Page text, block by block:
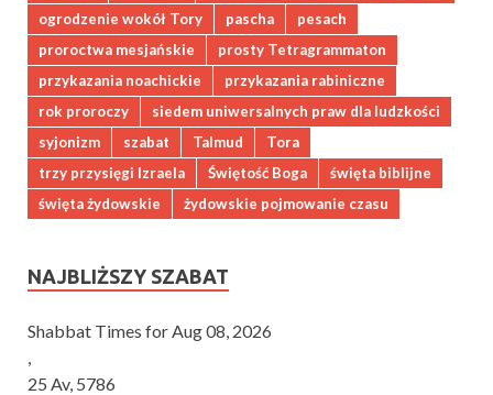
ogrodzenie wokół Tory
pascha
pesach
proroctwa mesjańskie
prosty Tetragrammaton
przykazania noachickie
przykazania rabiniczne
rok proroczy
siedem uniwersalnych praw dla ludzkości
syjonizm
szabat Talmud
Tora
trzy przysięgi Izraela
Świętość Boga
święta biblijne
święta żydowskie
żydowskie pojmowanie czasu
NAJBLIŻSZY SZABAT
Shabbat Times for Aug 08, 2026
25 Av, 5786